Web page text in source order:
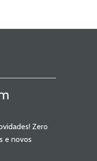
Zero
e novos